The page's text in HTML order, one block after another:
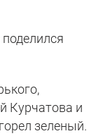
Курчатова и
зеленый.